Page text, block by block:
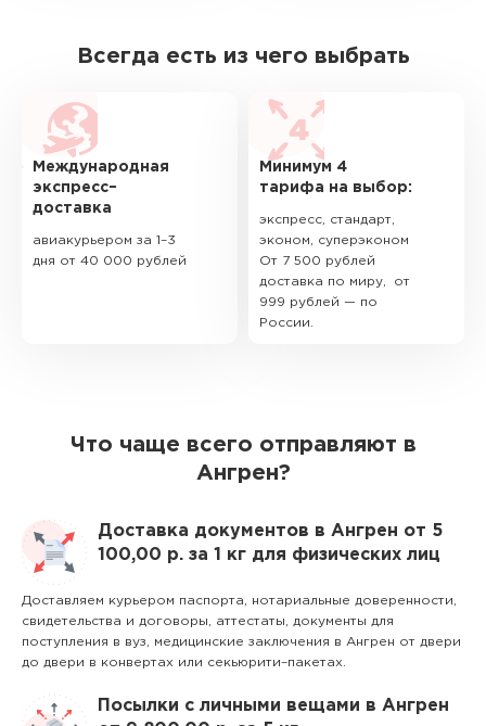
Всегда есть из чего выбрать
Международная
экспресс–
доставка
авиакурьером за 1–3
дня от 40 000 рублей
Минимум 4
тарифа на выбор:
экспресс, стандарт,
эконом, суперэконом
От 7 500 рублей
доставка по миру, от
999 рублей — по
России.
Что чаще всего отправляют в
Ангрен?
Доставка документов в Ангрен от 5
100,00 р. за 1 кг для физических лиц
Доставляем курьером паспорта, нотариальные доверенности,
свидетельства и договоры, аттестаты, документы для
поступления в вуз, медицинские заключения в Ангрен от двери
до двери в конвертах или секьюрити–пакетах.
Посылки с личными вещами в Ангрен